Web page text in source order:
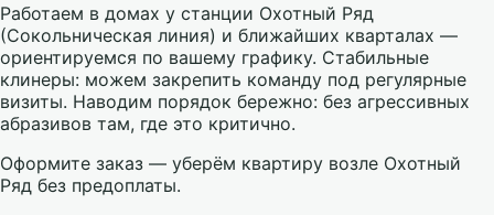
Работаем в домах у станции Охотный Ряд
(Сокольническая линия) и ближайших кварталах —
ориентируемся по вашему графику. Стабильные
клинеры: можем закрепить команду под регулярные
визиты. Наводим порядок бережно: без агрессивных
абразивов там, где это критично.
Оформите заказ — уберём квартиру возле Охотный
Ряд без предоплаты.